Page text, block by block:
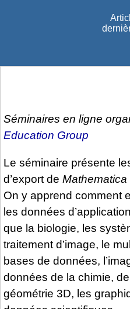
Séminaires en ligne
Education Group
Le séminaire présente
d’export de Mathematica
On y apprend comment
les données
que la biologie, les
traitement d’image, le
bases de données,
données de la chimie, de
géométrie 3D, les